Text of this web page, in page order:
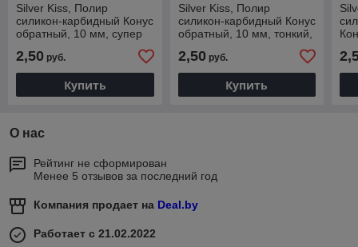
Silver Kiss, Полир
силикон-карбидный Конус
обратный, 10 мм, супер
(Китай)
2,50 руб.
Купить
Silver Kiss, Полир
силикон-карбидный Конус
обратный, 10 мм, тонкий,
2,50руб.
Купить
О нас
Рейтинг не сформирован
Менее 5 отзывов за последний год
Компания продает на Deal.by
Работает с 21.02.2022